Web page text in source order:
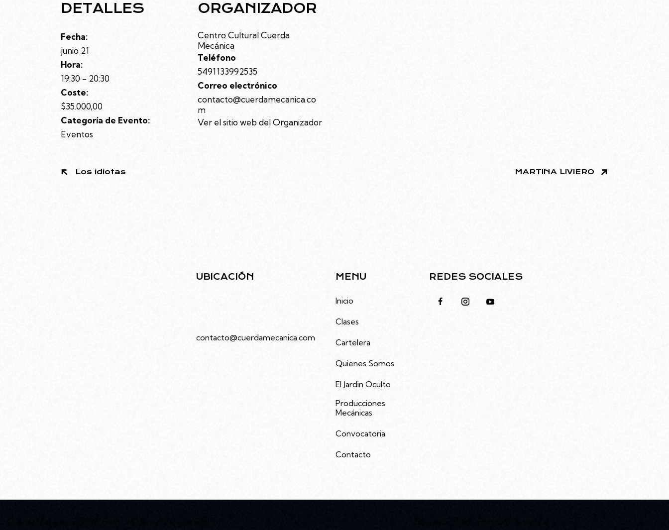
DETALLES
Fecha:
junio 21
Hora:
19:30 - 20:30
Coste:
$35.000,00
Categoría de Evento:
Eventos
ORGANIZADOR
Centro Cultural Cuerda
Mecánica
Teléfono
5491133992535
Correo electrónico
contacto@cuerdamecanica.co
m
Ver el sitio web del Organizador
Los idiotas MARTINA LIVIERO
UBICACIÓN
contacto@cuerdamecanica.com
MENU
Inicio
Clases
Cartelera
Quienes Somos
El Jardin Oculto
Producciones
Mecánicas
Convocatoria
Contacto
REDES SOCIALES